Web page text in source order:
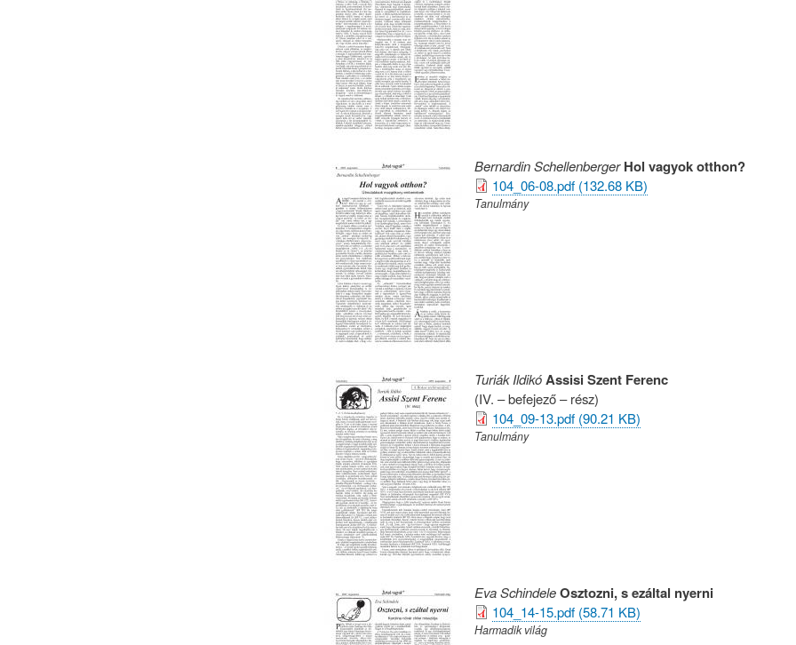
Bernardin Schellenberger Hol vagyok otthon?
104_06-08.pdf (132.68 KB)
Tanulmány
Turiák Ildikó Assisi Szent Ferenc
(IV. – befejező – rész)
104_09-13.pdf (90.21 KB)
Tanulmány
Eva Schindele Osztozni, s ezáltal nyerni
104_14-15.pdf (58.71 KB)
Harmadik világ